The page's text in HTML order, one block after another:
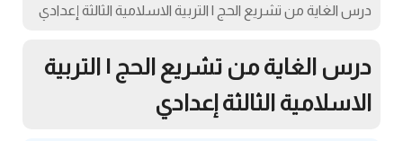
درس الغاية من تشريع الحج | التربية الاسلامية الثالثة إعدادي
درس الغاية من تشريع الحج | التربية
الاسلامية الثالثة إعدادي